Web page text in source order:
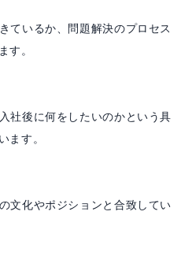
ているか、問題解決のプロセス
す。
社後に何をしたいのかという具
ます。
文化やポジションと合致してい